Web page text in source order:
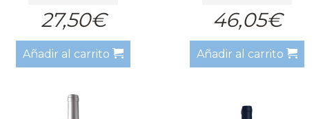
27,50€
Añadir al carrito
46,05€
Añadir al carrito